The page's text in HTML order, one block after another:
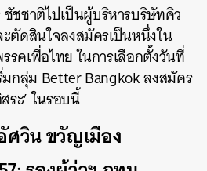
ชัชชาติไปเป็นผู้บริหารบริษัทคิว
ตัดสินใจลงสมัครเป็นหนึ่งใน
คเพื่อไทย ในการเลือกตั้งวันที่
กลุ่ม Better Bangkok ลงสมัคร
ระ’ ในรอบนี้
ศวิน ขวัญเมือง